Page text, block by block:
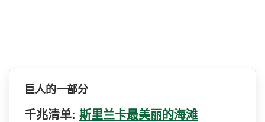
巨人的一部分
千兆清单: 斯里兰卡最美丽的海滩